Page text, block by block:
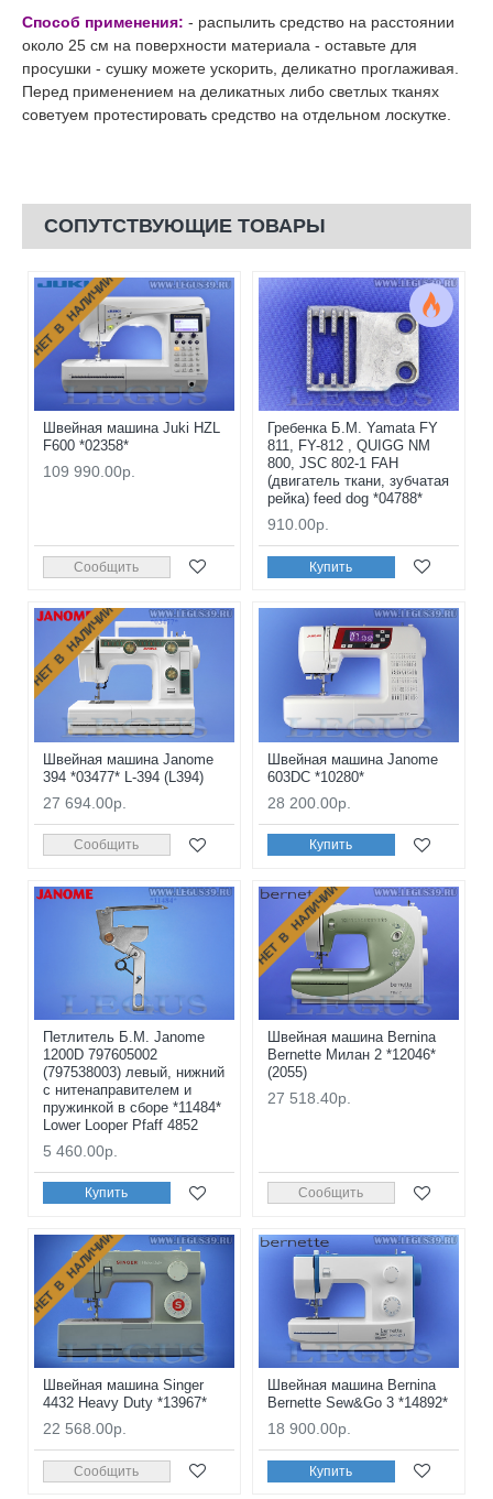
Способ применения: - распылить средство на расстоянии
около 25 см на поверхности материала - оставьте для
просушки - сушку можете ускорить, деликатно проглаживая.
Перед применением на деликатных либо светлых тканях
советуем протестировать средство на отдельном лоскутке.
СОПУТСТВУЮЩИЕ ТОВАРЫ
НЕТ В НАЛИЧИИ
Швейная машина Juki HZL
F600 *02358*
109 990.00р.
Сообщить
Гребенка Б.М. Yamata FY
811, FY-812 , QUIGG NM
800, JSC 802-1 FAH
(двигатель ткани, зубчатая
рейка) feed dog *04788*
910.00р.
Купить
НЕТ В НАЛИЧИИ
Швейная машина Janome
394 *03477* L-394 (L394)
27 694.00р.
Сообщить
Швейная машина Janome
603DC *10280*
28 200.00р.
Купить
Петлитель Б.М. Janome
1200D 797605002
(797538003) левый, нижний
с нитенаправителем и
пружинкой в сборе *11484*
Lower Looper Pfaff 4852
5 460.00р.
Купить
НЕТ В НАЛИЧИИ
Швейная машина Bernina
Bernette Милан 2 *12046*
(2055)
27 518.40р.
Сообщить
НЕТ В НАЛИЧИИ
Швейная машина Singer
4432 Heavy Duty *13967*
22 568.00р.
Сообщить
Швейная машина Bernina
Bernette Sew&Go 3 *14892*
18 900.00р.
Купить